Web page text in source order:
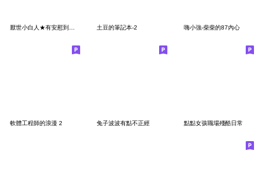
厭世小白人★有安慰到你嗎 土豆的筆記本-2 嗨小強-柴柴的87內心
軟體工程師的浪漫 2 兔子波波有點不正經 點點女孩職場殘酷日常